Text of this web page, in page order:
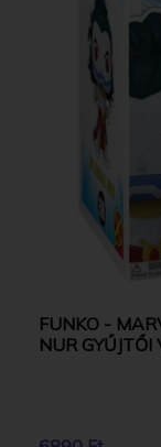
FUNKO -
NUR